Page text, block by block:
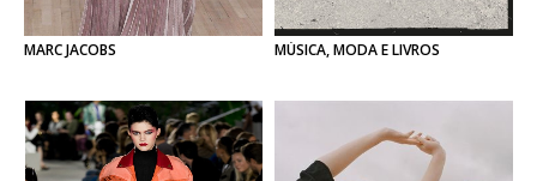
MARCJACOBS MÚSICA,MODAELIVROS